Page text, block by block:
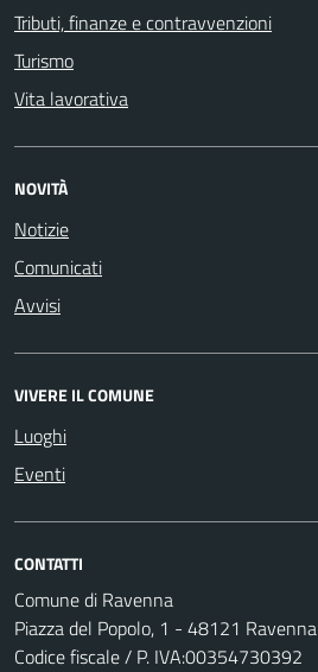
Tributi, finanze e contravvenzioni
Turismo
Vita lavorativa
NOVITÀ
Notizie
Comunicati
Avvisi
VIVERE IL COMUNE
Luoghi
Eventi
CONTATTI
Comune di Ravenna
Piazza del Popolo, 1 - 48121 Ravenna
Codice fiscale / P. IVA:00354730392